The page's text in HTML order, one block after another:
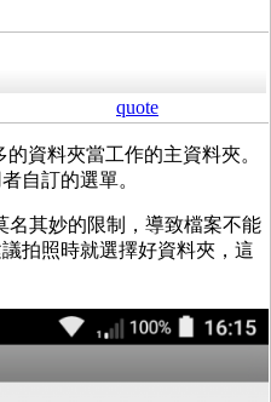
quote
資料夾當工作的主資料夾。
自訂的選單。
名其妙的限制，導致檔案不能
拍照時就選擇好資料夾，這